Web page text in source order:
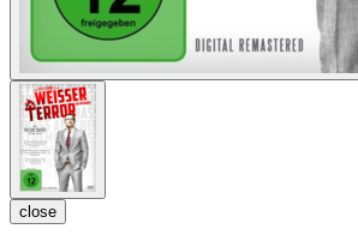
close